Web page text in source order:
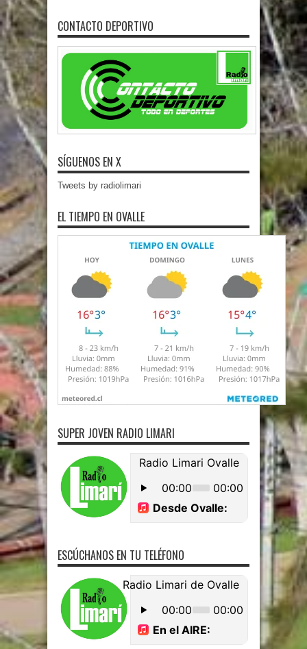
CONTACTO DEPORTIVO
SÍGUENOS EN X
Tweets by radiolimari
EL TIEMPO EN OVALLE
SUPER JOVEN RADIO LIMARI
ESCÚCHANOS EN TU TELÉFONO